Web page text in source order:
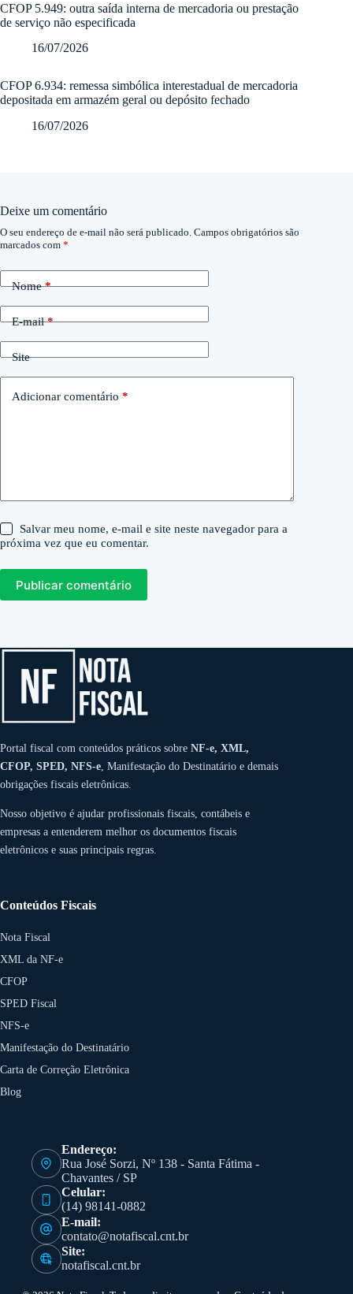
CFOP 5.949: outra saída interna de mercadoria ou prestação
de serviço não especificada
16/07/2026
CFOP 6.934: remessa simbólica interestadual de mercadoria
depositada em armazém geral ou depósito fechado
16/07/2026
Deixe um comentário
O seu endereço de e-mail não será publicado. Campos obrigatórios são
marcados com *
Nome*
E-mail*
Site
Adicionar comentário *
Salvar meu nome, e-mail e site neste navegador para a
próxima vez que eu comentar.
Publicar comentário
Portal fiscal com conteúdos práticos sobre NF-e, XML,
CFOP, SPED, NFS-e , Manifestação do Destinatário e demais
obrigações fiscais eletrônicas.
Nosso objetivo é ajudar profissionais fiscais, contábeis e
empresas a entenderem melhor os documentos fiscais
eletrônicos e suas principais regras.
Conteúdos Fiscais
Nota Fiscal
XML da NF-e
CFOP
SPED Fiscal
NFS-e
Manifestação do Destinatário
Carta de Correção Eletrônica
Blog
Endereço:
Rua José Sorzi, Nº 138 - Santa Fátima -
Chavantes / SP
Celular:
(14) 98141-0882
E-mail:
contato@notafiscal.cnt.br
Site:
notafiscal.cnt.br